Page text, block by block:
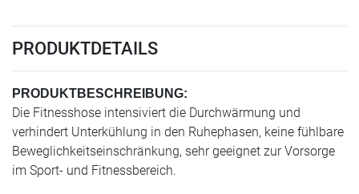
PRODUKTDETAILS
PRODUKTBESCHREIBUNG:
Die Fitnesshose intensiviert die Durchwärmung und
verhindert Unterkühlung in den Ruhephasen, keine fühlbare
Beweglichkeitseinschränkung, sehr geeignet zur Vorsorge
im Sport- und Fitnessbereich.